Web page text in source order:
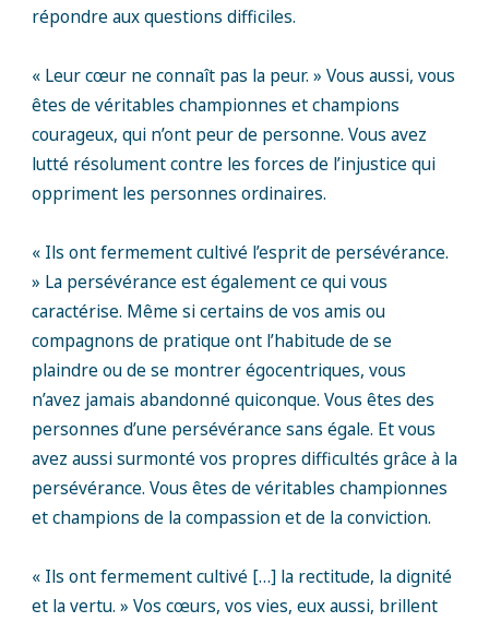
répondre aux questions difficiles.
« Leur cœur ne connaît pas la peur. » Vous aussi, vous
êtes de véritables championnes et champions
courageux, qui n’ont peur de personne. Vous avez
lutté résolument contre les forces de l’injustice qui
oppriment les personnes ordinaires.
« Ils ont fermement cultivé l’esprit de persévérance.
» La persévérance est également ce qui vous
caractérise. Même si certains de vos amis ou
compagnons de pratique ont l’habitude de se
plaindre ou de se montrer égocentriques, vous
n’avez jamais abandonné quiconque. Vous êtes des
personnes d’une persévérance sans égale. Et vous
avez aussi surmonté vos propres difficultés grâce à la
persévérance. Vous êtes de véritables championnes
et champions de la compassion et de la conviction.
« Ils ont fermement cultivé […] la rectitude, la dignité
et la vertu. » Vos cœurs, vos vies, eux aussi, brillent